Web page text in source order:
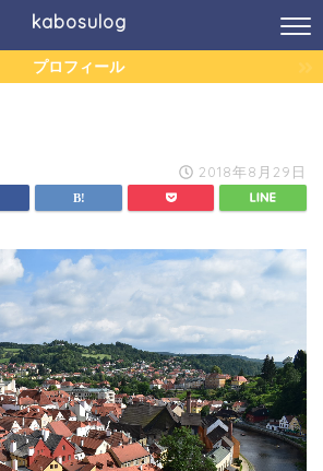
kabosulog
プロフィール
2018年8月29日